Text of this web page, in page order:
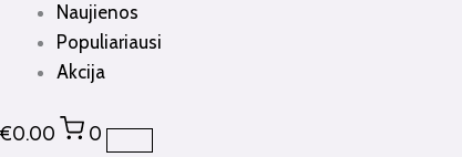
Naujienos
Populiariausi
Akcija
€0.00 0